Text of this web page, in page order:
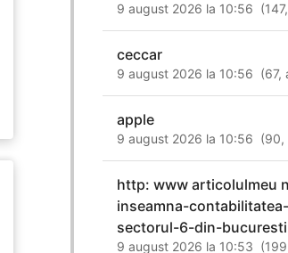
9 august 2026 la 10:56 (147
ceccar
9 august 2026 la 10:56 (67,
apple
9 august 2026 la 10:56 (90,
http: www articolulmeu
inseamna-
sectorul-6-din-bucuresti
9 august 2026 la 10:53 (199